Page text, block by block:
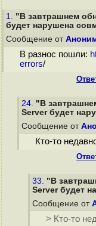
1. "В завтрашнем
будет нарушена
Сообщение от
В разнос пошли:
errors/
24. "В
Server будет
Сообщение от
Кто-то
33. "В
Server будет
Сообщение от
> Кто-то